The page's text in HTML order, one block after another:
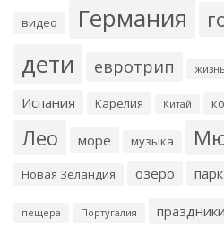
видео Германия
дети евротрип жизнь
Испания Карелия Китай
Лео море музыка
Новая Зеландия озеро парк
пещера Португалия праздники